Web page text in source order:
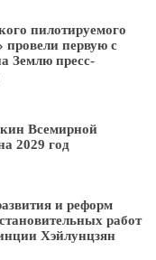
пилотируемого
первую с
Землю пресс-
Всемирной
2029 год
и реформ
работ
Хэйлунцзян